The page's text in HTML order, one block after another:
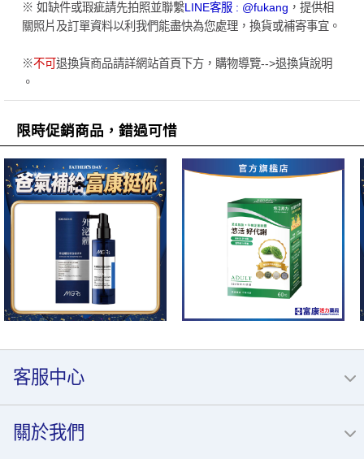
※ 如缺件或瑕疵請先拍照並聯繫LINE客服 : @fukang ，提供相
關照片及訂單資料以利我們能盡快為您處理，換貨或補寄事宜。
※不可 退換貨商品請詳網站首頁下方，購物導覽-->退換貨說明
。
限時促銷商品，錯過可惜
客服中心
關於我們